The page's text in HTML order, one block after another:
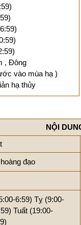
, Đông
vào mùa hạ )
hạ thủy
NỘI
đạo
6:59) Tỵ (9:00-
Tuất (19:00-